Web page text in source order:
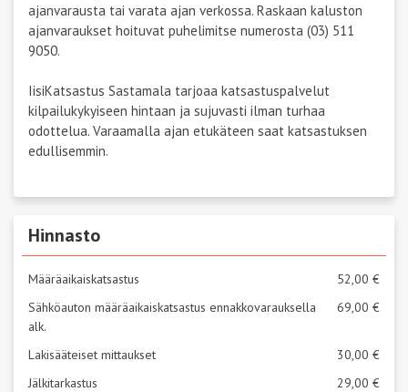
ajanvarausta tai varata ajan verkossa. Raskaan kaluston
ajanvaraukset hoituvat puhelimitse numerosta (03) 511
9050.
IisiKatsastus Sastamala tarjoaa katsastuspalvelut
kilpailukykyiseen hintaan ja sujuvasti ilman turhaa
odottelua. Varaamalla ajan etukäteen saat katsastuksen
edullisemmin.
Hinnasto
Määräaikaiskatsastus
52,00 €
Sähköauton määräaikaiskatsastus ennakkovarauksella
alk.
69,00 €
Lakisääteiset mittaukset
30,00 €
Jälkitarkastus
29,00 €